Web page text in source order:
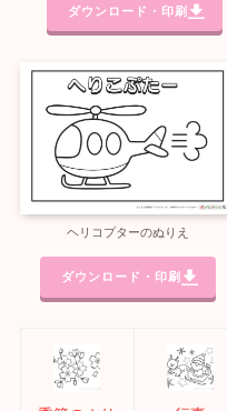
ダウンロード・印刷
ヘリコプターのぬりえ
ダウンロード・印刷